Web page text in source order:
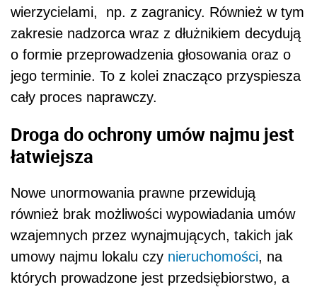
wierzycielami, np. z zagranicy. Również w tym
zakresie nadzorca wraz z dłużnikiem decydują
o formie przeprowadzenia głosowania oraz o
jego terminie. To z kolei znacząco przyspiesza
cały proces naprawczy.
Droga do ochrony umów najmu jest
łatwiejsza
Nowe unormowania prawne przewidują
również brak możliwości wypowiadania umów
wzajemnych przez wynajmujących, takich jak
umowy najmu lokalu czy nieruchomości, na
których prowadzone jest przedsiębiorstwo, a